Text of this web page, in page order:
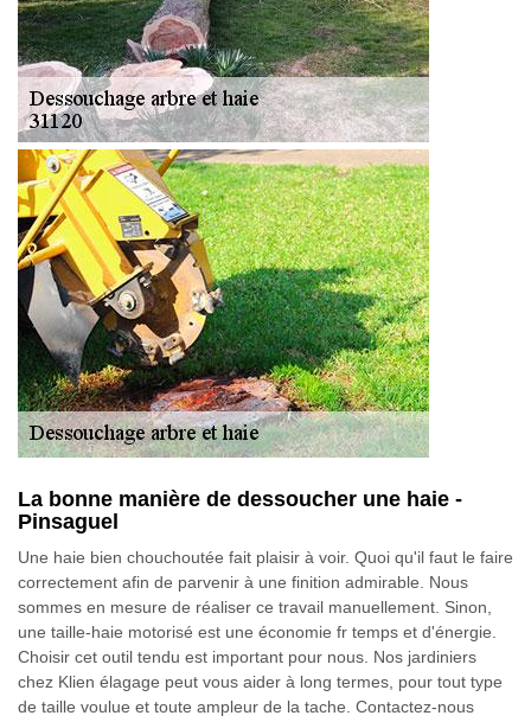
La bonne manière de dessoucher une haie -
Pinsaguel
Une haie bien chouchoutée fait plaisir à voir. Quoi qu'il faut le faire
correctement afin de parvenir à une finition admirable. Nous
sommes en mesure de réaliser ce travail manuellement. Sinon,
une taille-haie motorisé est une économie fr temps et d'énergie.
Choisir cet outil tendu est important pour nous. Nos jardiniers
chez Klien élagage peut vous aider à long termes, pour tout type
de taille voulue et toute ampleur de la tache. Contactez-nous